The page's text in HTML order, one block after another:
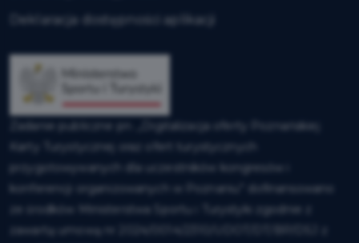
Deklaracja dostępności aplikacji
Zadanie publiczne pn. „Digitalizacja oferty Poznańskiej
Karty Turystycznej oraz ofert turystycznych
przygotowywanych dla uczestników kongresów i
konferencji organizowanych w Poznaniu” dofinansowano
ze środków Ministerstwa Sportu i Turystyki zgodnie z
zawartą umową nr 2024/0014/2310/UDOT/DT/BP/DSJ z